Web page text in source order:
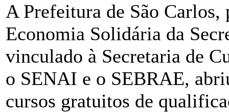
A Prefeitura de São
Economia Solidária da
vinculado à Secretaria de
o SENAI e o SEBRAE,
cursos gratuitos de